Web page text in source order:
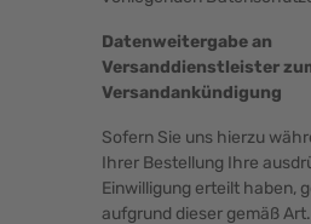
Datenweitergabe an
Versanddienstleister
Versandankündigung
Sofern Sie uns hierzu
Ihrer Bestellung Ihre
Einwilligung erteilt haben,
aufgrund dieser gemäß Art.